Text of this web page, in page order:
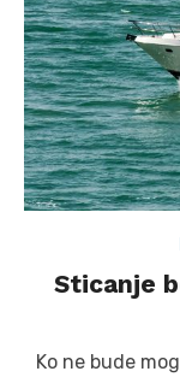
Sticanje
Ko ne bude